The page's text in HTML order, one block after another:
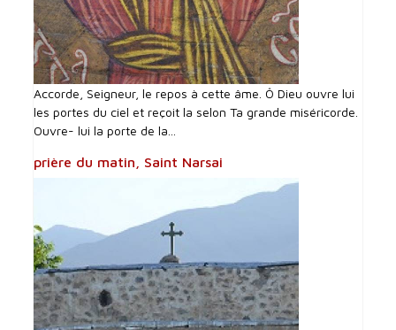
Accorde, Seigneur, le repos à cette âme. Ô Dieu ouvre lui
les portes du ciel et reçoit la selon Ta grande miséricorde.
Ouvre- lui la porte de la...
prière du matin, Saint Narsai